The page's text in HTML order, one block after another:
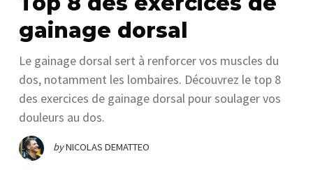
gainage dorsal
Le gainage dorsal sert à renforcer vos muscles du
dos, notamment les lombaires. Découvrez le top 8
des exercices de gainage dorsal pour soulager vos
douleurs au dos.
byNICOLAS DEMATTEO